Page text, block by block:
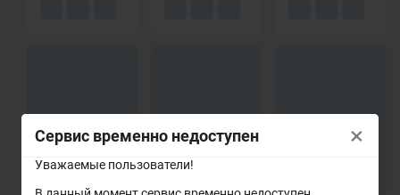
Сервис временно недоступен
Уважаемые пользователи!
×